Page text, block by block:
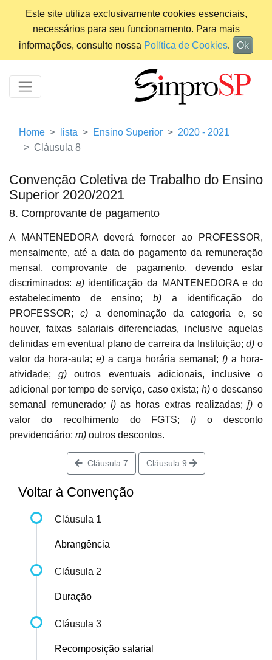
Este site utiliza exclusivamente cookies essenciais,
necessários para seu funcionamento. Para mais
informações, consulte nossa Política de Cookies. Ok
Home lista Ensino Superior
2020 - 2021
Cláusula 8
Convenção Coletiva de Trabalho do Ensino
Superior 2020/2021
8. Comprovante de pagamento
A MANTENEDORA deverá fornecer ao PROFESSOR,
mensalmente, até a data do pagamento da remuneração
mensal, comprovante de pagamento, devendo estar
discriminados: a)identificação da MANTENEDORA e do
estabelecimento de ensino; b) a identificação do
PROFESSOR;c) a denominação da categoria e, se
houver, faixas salariais diferenciadas, inclusive aquelas
definidas em eventual plano de carreira da Instituição;d) o
valor da hora-aula; e) a carga horária semanal; f) a hora-
atividade;g) outros eventuais adicionais, inclusive o
adicional por tempo de serviço, caso exista; h)o descanso
semanal remunerado; i)as horas extras realizadas;j) o
valor do recolhimento do FGTS;l) o desconto
previdenciário; m) outros descontos.
Cláusula 7 Cláusula 9
Voltar à Convenção
Cláusula 1
Abrangência
Cláusula 2
Duração
Cláusula 3
Recomposição salarial